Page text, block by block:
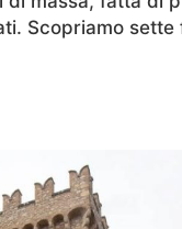
Scopriamo